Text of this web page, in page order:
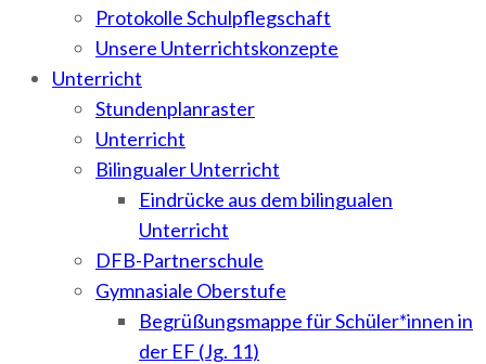
Protokolle Schulpflegschaft
Unsere Unterrichtskonzepte
Unterricht
Stundenplanraster
Unterricht
Bilingualer Unterricht
Eindrücke aus dem bilingualen
Unterricht
DFB-Partnerschule
Gymnasiale Oberstufe
Begrüßungsmappe für Schüler*innen in
der EF (Jg. 11)